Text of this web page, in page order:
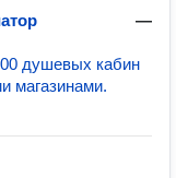
—
душевых кабин
магазинами.